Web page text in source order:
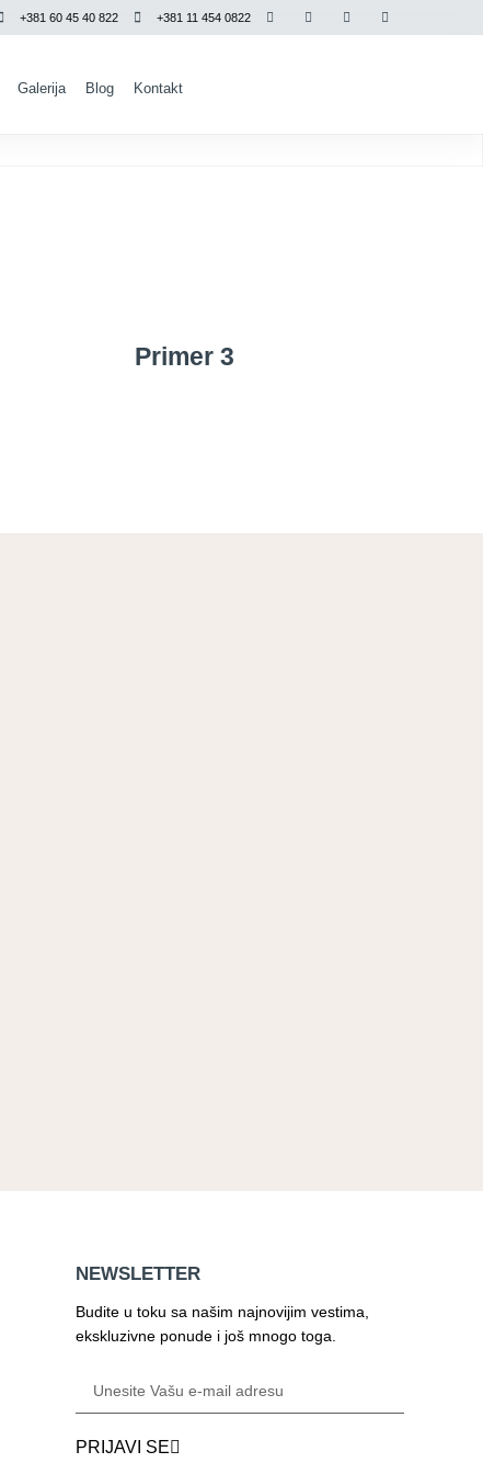
+381 60 45 40 822 +381 11 454 0822
Galerija Blog Kontakt
Primer 3
NEWSLETTER
Budite u toku sa našim najnovijim vestima,
ekskluzivne ponude i još mnogo toga.
PRIJAVI SE